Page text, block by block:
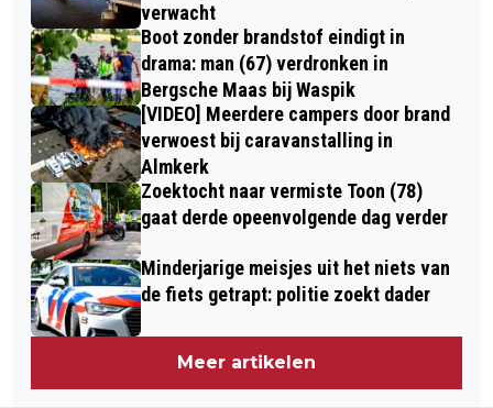
verwacht
Boot zonder brandstof eindigt in
drama: man (67) verdronken in
Bergsche Maas bij Waspik
[VIDEO] Meerdere campers door brand
verwoest bij caravanstalling in
Almkerk
Zoektocht naar vermiste Toon (78)
gaat derde opeenvolgende dag verder
Minderjarige meisjes uit het niets van
de fiets getrapt: politie zoekt dader
Meer artikelen